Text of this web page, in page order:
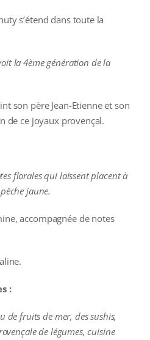
s’étend dans toute la
la 4ème génération de la
son père Jean-Etienne et son
de ce joyaux provençal.
florales qui laissent placent à
jaune.
accompagnée de notes
:
de fruits de mer, des sushis,
de légumes, cuisine